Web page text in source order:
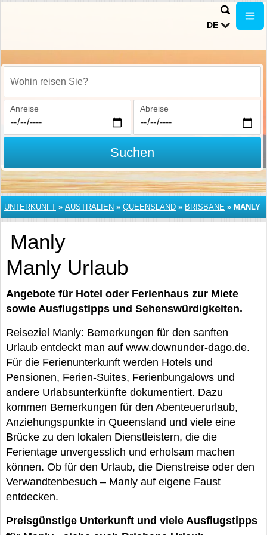
DE
Wohin reisen Sie?
Anreise Abreise
Suchen
UNTERKUNFT » AUSTRALIEN » QUEENSLAND » BRISBANE » MANLY
Manly
Manly Urlaub
Angebote für Hotel oder Ferienhaus zur Miete
sowie Ausflugstipps und Sehenswürdigkeiten.
Reiseziel Manly: Bemerkungen für den sanften
Urlaub entdeckt man auf www.downunder-dago.de.
Für die Ferienunterkunft werden Hotels und
Pensionen, Ferien-Suites, Ferienbungalows und
andere Urlabsunterkünfte dokumentiert. Dazu
kommen Bemerkungen für den Abenteuerurlaub,
Anziehungspunkte in Queensland und viele eine
Brücke zu den lokalen Dienstleistern, die die
Ferientage unvergesslich und erholsam machen
können. Ob für den Urlaub, die Dienstreise oder den
Verwandtenbesuch – Manly auf eigene Faust
entdecken.
Preisgünstige Unterkunft und viele Ausflugstipps